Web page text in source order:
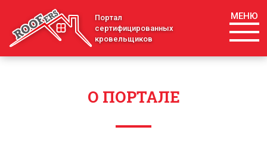
Портал
сертифицированных
кровельщиков
МЕНЮ
О ПОРТАЛЕ